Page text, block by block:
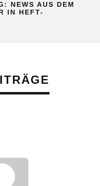
NEWS AUS DEM
IN HEFT-